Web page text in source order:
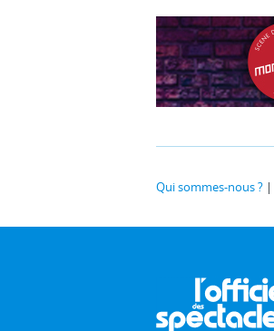
Qui sommes-nous ?